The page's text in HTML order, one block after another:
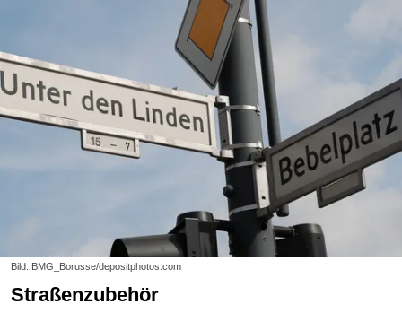
Bild: BMG_Borusse/depositphotos.com
Straßenzubehör